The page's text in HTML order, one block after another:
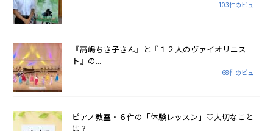
103件のビュー
『高嶋ちさ子さん』と『１２人のヴァイオリニス
ト』の...
68件のビュー
ピアノ教室・６件の「体験レッスン」♡大切なこと
は？